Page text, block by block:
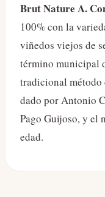
Brut Nature A.
100% con la
viñedos viejos de
término municipal
tradicional método
dado por Antonio
Pago Guijoso, y el
edad.